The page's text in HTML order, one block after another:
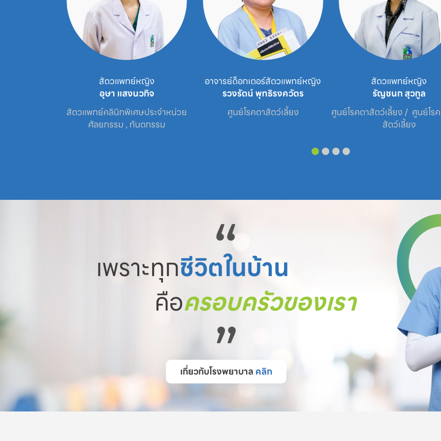
สัตวแพทย์หญิง
อุษา แสงนวกิจ
สัตวแพทย์คลินิกพิเศษประจำหน่วย
ศัลยกรรม , ทันตกรรม
อาจารย์ด็อกเตอร์สัตวแพทย์หญิง
รวงรัตน์ พุทธิรงควัตร
ศูนย์โรคตาสัตว์เลี้ยง
สัตวแพทย์หญิง
รัญชนก สุวกูล
ศูนย์โรคตาสัตว์เลี้ยง /  ศูนย์โ
สัตว์เลี้ยง
“
เพราะทุกชีวิตในบ้าน
คือครอบครัวของเรา
”
เกี่ยวกับโรงพยาบาล คลิก